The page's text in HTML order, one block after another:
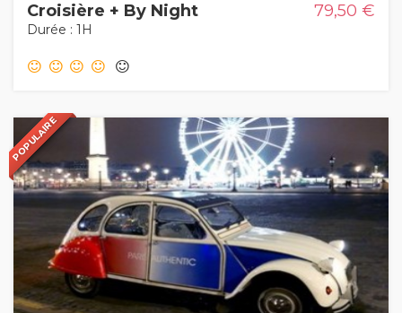
Croisière + By Night 79,50 €
Durée : 1H
POPULAR
POPULAIRE